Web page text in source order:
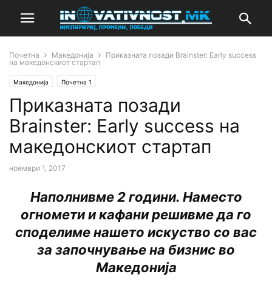
Почетна Македонија
Приказната позади Brainster: Early success
на македонскиот стартап
Македонија Почетна 1
Приказната позади
Brainster: Early success на
македонскиот стартап
ноември 1, 2017
Наполнивме 2 години. Наместо
огномети и кафани решивме да го
споделиме нашето искуство со вас
за започнување на бизнис во
Македонија